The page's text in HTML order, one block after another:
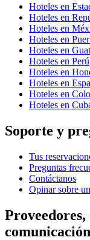
Hoteles en
Hoteles en
Hoteles en
Hoteles en
Hoteles en
Hoteles en Perú
Hoteles en
Hoteles en
Hoteles en
Hoteles en
Soporte y
Tus
Preguntas
Contáctanos
Opinar sobre
comunicación